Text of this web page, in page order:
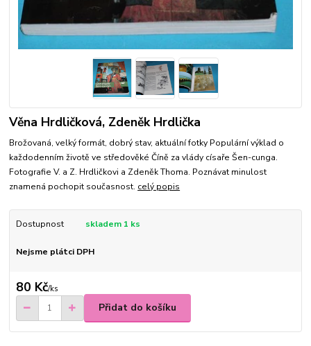
Věna Hrdličková, Zdeněk Hrdlička
Brožovaná, velký formát, dobrý stav, aktuální fotky Populární výklad o
každodenním životě ve středověké Číně za vlády císaře Šen-cunga.
Fotografie V. a Z. Hrdličkovi a Zdeněk Thoma. Poznávat minulost
znamená pochopit současnost. celý popis
Dostupnost skladem 1 ks
Nejsme plátci DPH
80 Kč/ks
Přidat do košíku